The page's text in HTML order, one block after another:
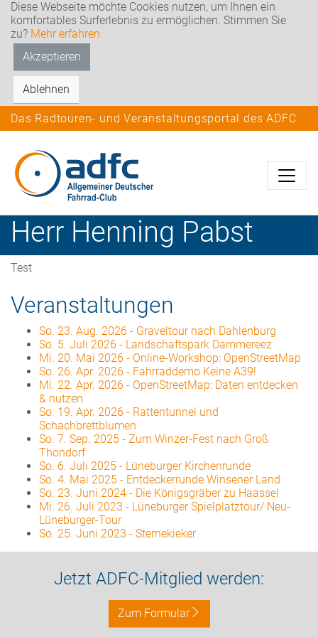
Diese Webseite möchte Cookies nutzen, um Ihnen ein
komfortables Surferlebnis zu ermöglichen. Stimmen Sie
zu? Mehr erfahren
Akzeptieren
Ablehnen
Das Radtouren- und Veranstaltungsportal des ADFC
Herr Henning Pabst
Test
Veranstaltungen
So. 23. Aug. 2026 - Graveltour nach Dahlenburg
So. 5. Juli 2026 - Landschaftspark Dammereez
Mi. 20. Mai 2026 - Online-Workshop: OpenStreetMap
So. 26. Apr. 2026 - Fahrraddemo Keine A39!
Mi. 22. Apr. 2026 - OpenStreetMap: Daten entdecken
& nutzen
So. 19. Apr. 2026 - Rattentunnel und
Schachbrettblumen
So. 7. Sep. 2025 - Zum Winzer-Fest nach Groß
Thondorf
So. 6. Juli 2025 - Lüneburger Kirchenrunde
So. 4. Mai 2025 - Entdeckerrunde Winsener Land
So. 23. Juni 2024 - Die Königsgräber zu Haassel
Mi. 26. Juli 2023 - Lüneburger Spielplatztour/ Neu-
Lüneburger-Tour
So. 25. Juni 2023 - Sternekieker
Jetzt ADFC-Mitglied werden:
Zum Formular